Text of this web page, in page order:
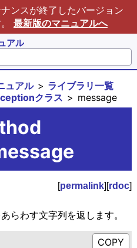
ンスが終了したバージョン
最新版のマニュアルへ
アル
ュアル
ライブラリ一覧
クラス message
[permalink][rdoc]
らわす文字列を返します。